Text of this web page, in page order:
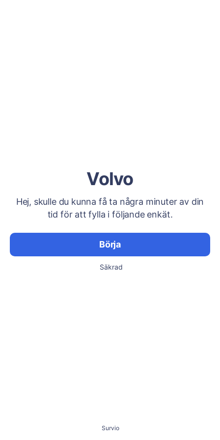
Volvo
Hej, skulle du kunna få ta några minuter av din
tid för att fylla i följande enkät.
Börja
Säkrad
Survio